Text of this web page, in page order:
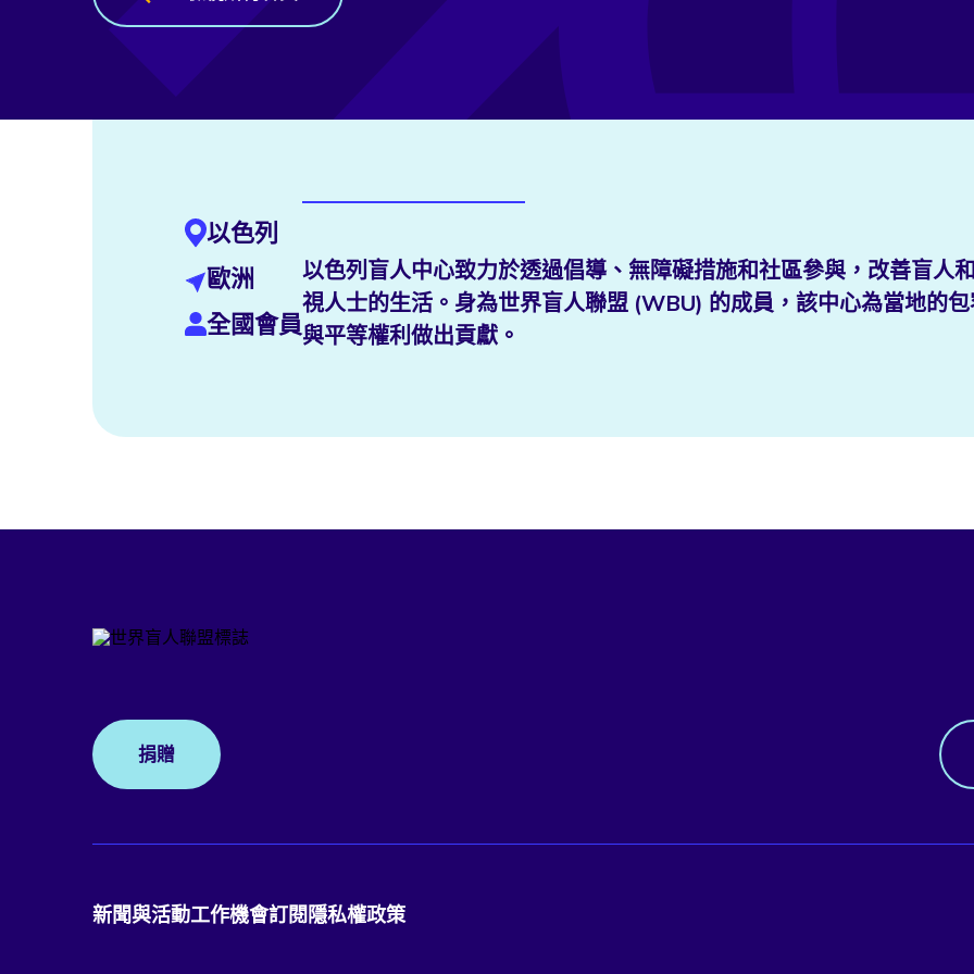
以色列
歐洲
全國會員
以色列盲人中心致力於透過倡導、無障礙措施和社區參與，改善盲人
視人士的生活。身為世界盲人聯盟 (WBU) 的成員，該中心為當地的
與平等權利做出貢獻。
捐贈
新聞與活動工作機會訂閱 隱私權政策